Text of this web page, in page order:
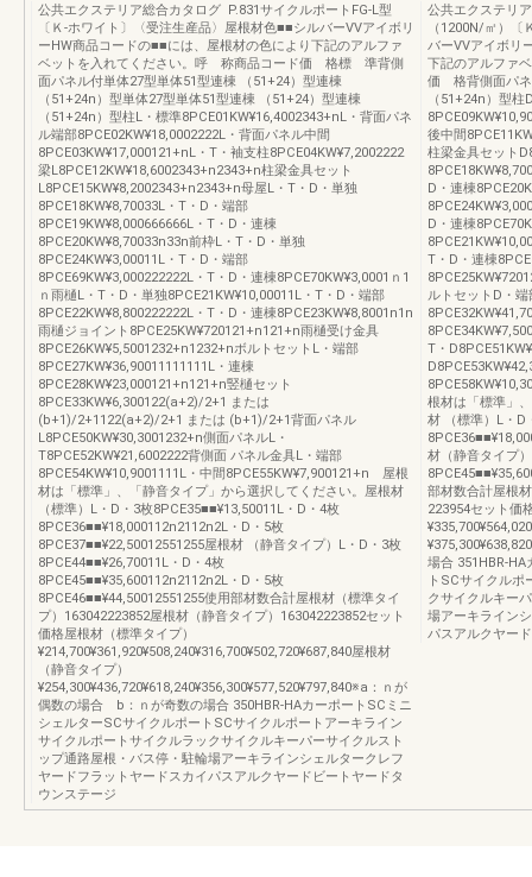
公共エクステリア総合カタログ P.831サイクルポートFG-L型
〔Ｋ-ホワイト〕〈受注生産品〉屋根材色■■シルバーVVアイボリ
ーHW商品コードの■■には、屋根材の色により下記のアルファ
ベットを入れてください。呼 称商品コード価 格標 準背側
面パネル付単体27型単体51型連棟 （51+24）型連棟
（51+24n）型単体27型単体51型連棟 （51+24）型連棟
（51+24n）型柱L・標準8PCE01KW¥16,4002343+nL・背面パネ
ル端部8PCE02KW¥18,0002222L・背面パネル中間
8PCE03KW¥17,000121+nL・T・袖支柱8PCE04KW¥7,2002222
梁L8PCE12KW¥18,6002343+n2343+n柱梁金具セット
L8PCE15KW¥8,2002343+n2343+n母屋L・T・D・単独
8PCE18KW¥8,70033L・T・D・端部
8PCE19KW¥8,000666666L・T・D・連棟
8PCE20KW¥8,70033n33n前枠L・T・D・単独
8PCE24KW¥3,00011L・T・D・端部
8PCE69KW¥3,000222222L・T・D・連棟8PCE70KW¥3,0001ｎ1
ｎ雨樋L・T・D・単独8PCE21KW¥10,00011L・T・D・端部
8PCE22KW¥8,800222222L・T・D・連棟8PCE23KW¥8,8001n1n
雨樋ジョイント8PCE25KW¥720121+n121+n雨樋受け金具
8PCE26KW¥5,5001232+n1232+nボルトセットL・端部
8PCE27KW¥36,90011111111L・連棟
8PCE28KW¥23,000121+n121+n竪樋セット
8PCE33KW¥6,300122(a+2)/2+1 または
(b+1)/2+1122(a+2)/2+1 または (b+1)/2+1背面パネル
L8PCE50KW¥30,3001232+n側面パネルL・
T8PCE52KW¥21,6002222背側面 パネル金具L・端部
8PCE54KW¥10,9001111L・中間8PCE55KW¥7,900121+n 屋根
材は「標準」、「静音タイプ」から選択してください。屋根材
（標準）L・D・3枚8PCE35■■¥13,50011L・D・4枚
8PCE36■■¥18,000112n2112n2L・D・5枚
8PCE37■■¥22,50012551255屋根材 （静音タイプ）L・D・3枚
8PCE44■■¥26,70011L・D・4枚
8PCE45■■¥35,600112n2112n2L・D・5枚
8PCE46■■¥44,50012551255使用部材数合計屋根材（標準タイ
プ）163042223852屋根材（静音タイプ）163042223852セット
価格屋根材（標準タイプ）
¥214,700¥361,920¥508,240¥316,700¥502,720¥687,840屋根材
（静音タイプ）
¥254,300¥436,720¥618,240¥356,300¥577,520¥797,840※a：ｎが
偶数の場合 b：ｎが奇数の場合 350HBR‐HAカーポートSCミニ
シェルターSCサイクルポートSCサイクルポートアーキライン
サイクルポートサイクルラックサイクルキーパーサイクルスト
ップ通路屋根・バス停・駐輪場アーキラインシェルタークレフ
ヤードフラットヤードスカイパスアルクヤードビートヤードタ
ウンステージ
公共エクステリ
（1200N/㎡）
バーVVアイボリ
下記のアルファ
価 格背側面パネ
（51+24n）型
後中間
柱梁金具セット
D・連棟
D・連棟
T・D・連棟
ルトセットD・
T・
根材は「標準」
材 （標準）L・D
材（静音タイプ
部材数合計屋根
223954セット価
場合
トSCサイクル
クサイクルキー
場アーキライン
パスアルクヤー